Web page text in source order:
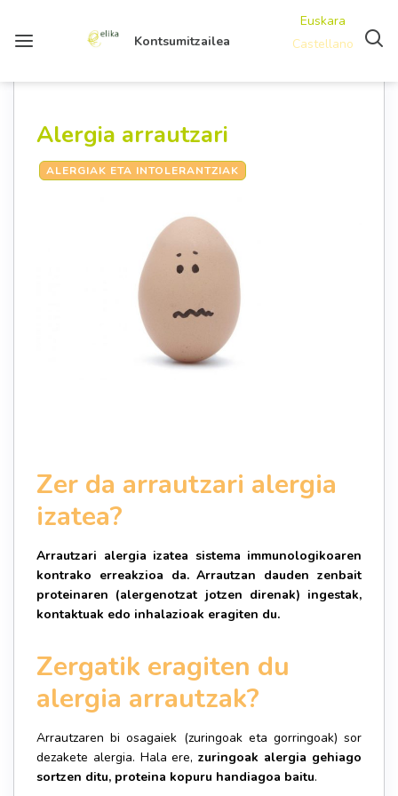
Kontsumitzailea
Euskara
Castellano
Alergia arrautzari
ALERGIAK ETA INTOLERANTZIAK
Zer da arrautzari alergia
izatea?
Arrautzari alergia izatea sistema immunologikoaren
kontrako erreakzioa da. Arrautzan dauden zenbait
proteinaren (alergenotzat jotzen direnak) ingestak,
kontaktuak edo inhalazioak eragiten du.
Zergatik eragiten du
alergia arrautzak?
Arrautzaren bi osagaiek (zuringoak eta gorringoak) sor
dezakete alergia. Hala ere,zuringoak alergia gehiago
sortzen ditu, proteina kopuru handiagoa baitu.